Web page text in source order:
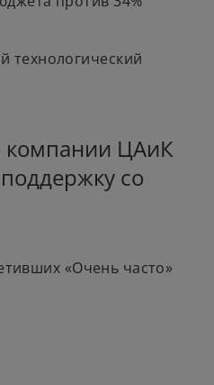
технологический
компании ЦАиК
со
«Очень часто»